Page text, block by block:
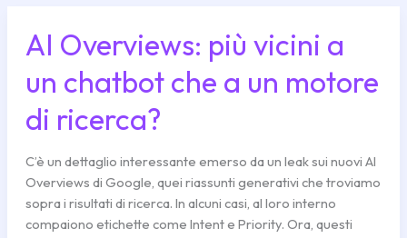
AI Overviews: più vicini a
un chatbot che a un motore
di ricerca?
C’è un dettaglio interessante emerso da un leak sui nuovi AI
Overviews di Google, quei riassunti generativi che troviamo
sopra i risultati di ricerca. In alcuni casi, al loro interno
compaiono etichette come Intent e Priority. Ora, questi
AI
Overviews:
più
vicini
a
chatbot
che
a
un